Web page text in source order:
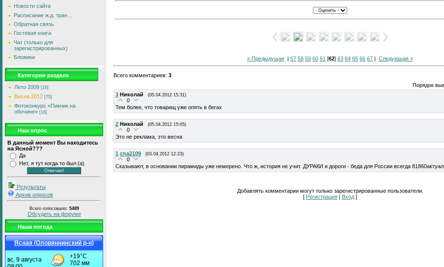
Новости сайта
Расписание ж.д. тран...
Обратная связь
Гостевая книга
Чат (только для
зарегистрированных)
Бложики
Категории раздела
Лето 2009 [16]
Весна 2012 [75]
Фотоконкурс «Пикник на
обочине» [16]
Наш опрос
В данный момент Вы находитесь
на Ясной???
Да
Нет, я тут когда то был (а)
Результаты
Архив опросов
Всего голосовало: 5489
Обсудить на форуме
Наша погода
Ясная (Оловяннинский р-н)
« Предыдущая | 57 58 59 60 61 [62] 63 64 65 66 67 | Следующая »
Всего комментариев: 3
Порядок
3 Николай (05.04.2012 15:31)
0
Тем более, что товарищ уже опять в бегах
2 Николай (05.04.2012 15:05)
0
Это не реклама, это весна
1 cna2109 (03.04.2012 12:23)
0
Сказывают, в основании пирамиды уже немерено. Что ж, история не учит. ДУРАКИ и дороги - беда для России всегда
Добавлять комментарии могут только зарегистрированные пользователи.
[ Регистрация Вход ]